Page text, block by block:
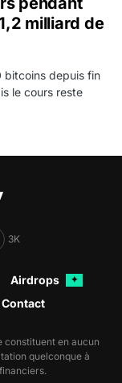
milliard de
bitcoins depuis fin
le cours reste
3K
Airdrops ✦
Contact
constituent en aucun
quelconque à